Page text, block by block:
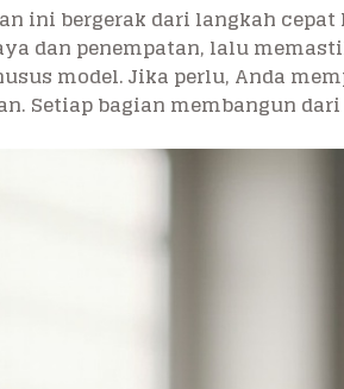
ini bergerak dari langkah
dan penempatan, lalu
model. Jika perlu, Anda
Setiap bagian membangun